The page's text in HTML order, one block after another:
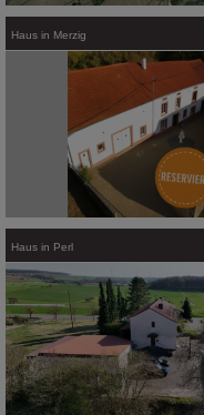
Haus in Merzig
Haus in Perl